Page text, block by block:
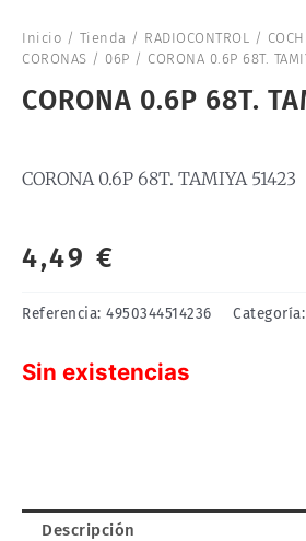
Inicio / Tienda / RADIOCONTROL /
CORONAS / 06P / CORONA 0.6P 68T.
CORONA 0.6P 68T.
CORONA 0.6P 68T. TAMIYA 51423
4,49 €
Referencia: 4950344514236 Categoría:
Sin existencias
Descripción